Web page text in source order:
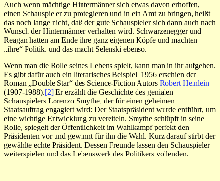
Auch wenn mächtige Hintermänner sich etwas davon erhoffen,
einen Schauspieler zu protegieren und in ein Amt zu bringen, heißt
das noch lange nicht, daß der gute Schauspieler sich dann auch nach
Wunsch der Hintermänner verhalten wird. Schwarzenegger und
Reagan hatten am Ende ihre ganz eigenen Köpfe und machten
„ihre“ Politik, und das macht Selenski ebenso.
Wenn man die Rolle seines Lebens spielt, kann man in ihr aufgehen.
Es gibt dafür auch ein literarisches Beispiel. 1956 erschien der
Roman „Double Star“ des Science-Fiction Autors Robert Heinlein
(1907-1988).[2] Er erzählt die Geschichte des genialen
Schauspielers Lorenzo Smythe, der für einen geheimen
Staatsauftrag engagiert wird: Der Staatspräsident wurde entführt, um
eine wichtige Entwicklung zu vereiteln. Smythe schlüpft in seine
Rolle, spiegelt der Öffentlichkeit im Wahlkampf perfekt den
Präsidenten vor und gewinnt für ihn die Wahl. Kurz darauf stirbt der
gewählte echte Präsident. Dessen Freunde lassen den Schauspieler
weiterspielen und das Lebenswerk des Politikers vollenden.